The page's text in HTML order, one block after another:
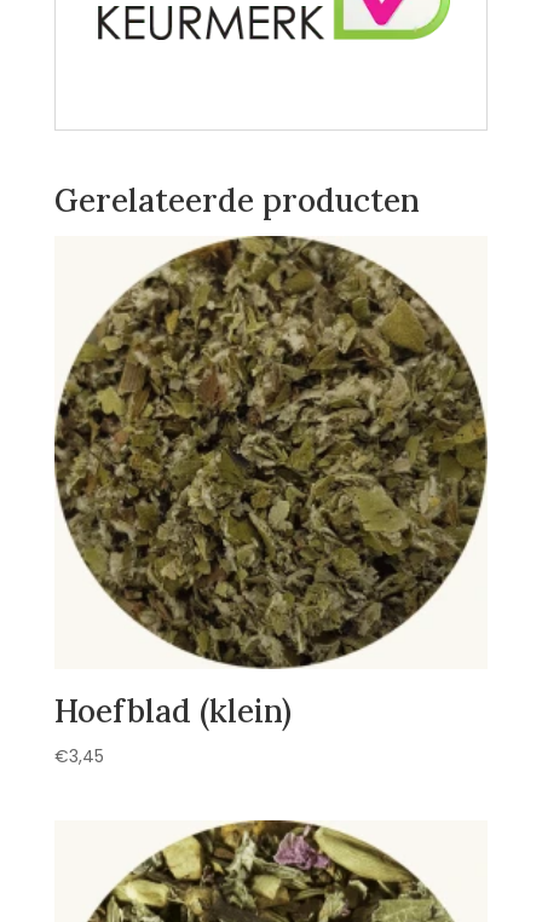
Gerelateerde producten
Hoefblad (klein)
€3,45